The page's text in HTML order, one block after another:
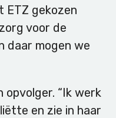
ETZ gekozen
voor de
daar mogen we
opvolger. “Ik werk
en zie in haar